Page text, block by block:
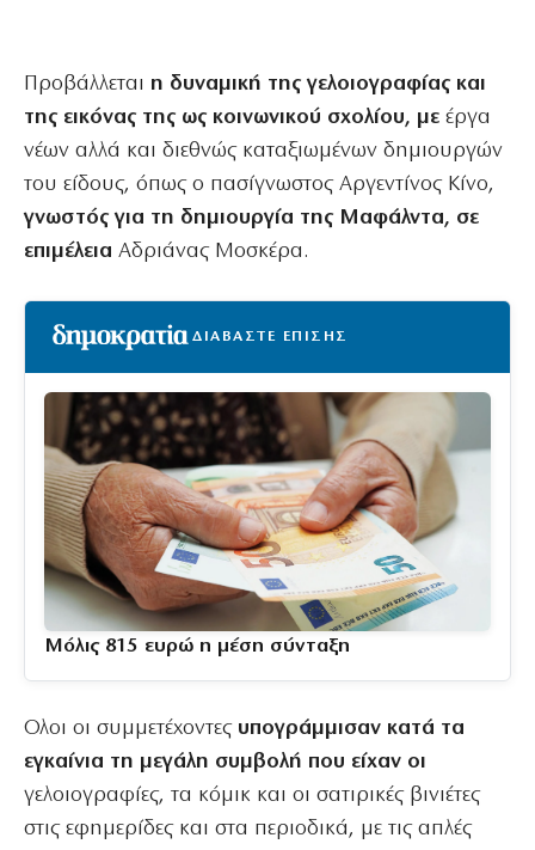
Προβάλλεται η δυναμική της γελοιογραφίας και
της εικόνας της ως κοινωνικού σχολίου, με έργα
νέων αλλά και διεθνώς καταξιωμένων δημιουργών
του είδους, όπως ο πασίγνωστος Αργεντίνος Κίνο,
γνωστός για τη δημιουργία της Μαφάλντα, σε
επιμέλεια Αδριάνας Μοσκέρα.
ΔΙΑΒΑΣΤΕ ΕΠΙΣΗΣ
Μόλις 815 ευρώ η μέση σύνταξη
Ολοι οι συμμετέχοντεςυπογράμμισαν κατά τα
εγκαίνια τη μεγάλη συμβολή που είχαν οι
γελοιογραφίες, τα κόμικ και οι σατιρικές βινιέτες
στις εφημερίδες και στα περιοδικά, με τις απλές